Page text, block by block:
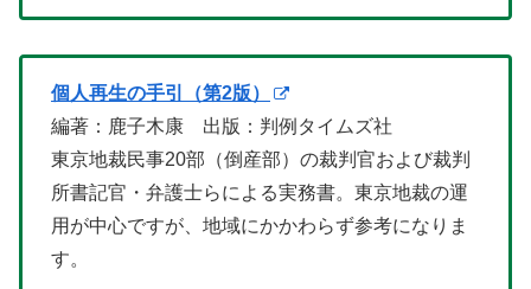
個人再生の手引（第2版）
編著：鹿子木康 出版：判例タイムズ社
東京地裁民事20部（倒産部）の裁判官および裁判
所書記官・弁護士らによる実務書。東京地裁の運
用が中心ですが、地域にかかわらず参考になりま
す。